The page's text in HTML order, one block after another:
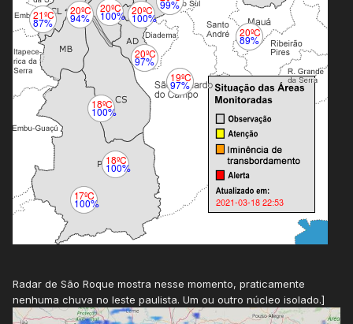
Radar de São Roque mostra nesse momento, praticamente
nenhuma chuva no leste paulista. Um ou outro núcleo isolado.]